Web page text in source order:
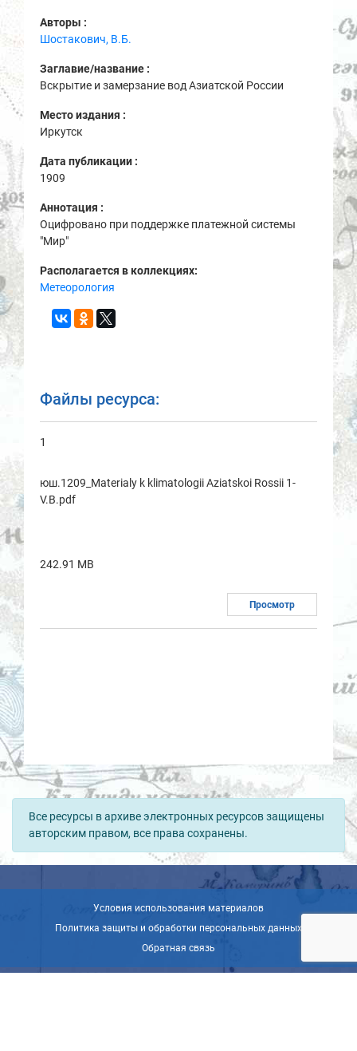
Авторы :
Шостакович, В.Б.
Заглавие/название :
Вскрытие и замерзание вод Азиатской России
Место издания :
Иркутск
Дата публикации :
1909
Аннотация :
Оцифровано при поддержке платежной системы
"Мир"
Располагается в коллекциях:
Метеорология
Файлы ресурса:
1
юш.1209_Materialy k klimatologii Aziatskoi Rossii 1-
V.B.pdf
242.91 MB
Просмотр
Все ресурсы в архиве электронных ресурсов защищены
авторским правом, все права сохранены.
Условия использования материалов
Политика защиты и обработки персональных данных
Обратная связь